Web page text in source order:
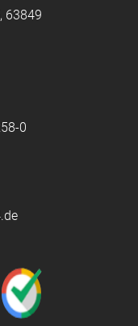
63849
0